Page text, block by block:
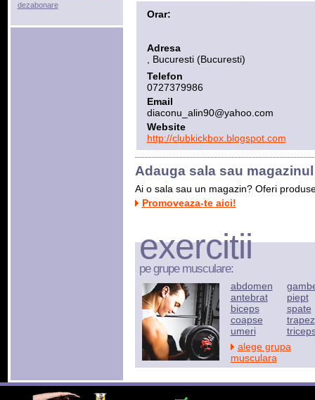
Orar:
Adresa
, Bucuresti (Bucuresti)
Telefon
0727379986
Email
diaconu_alin90@yahoo.com
Website
http://clubkickbox.blogspot.com
Adauga sala sau
Ai o sala sau un magazin? Oferi
Promoveaza-te aici!
exercitii
pe grupe musculare:
abdomen
antebrat
biceps
coapse
umeri
piept
spate
trapez
alege grupa
musculara
dezabonare